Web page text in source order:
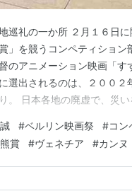
巡礼の一か所 ２月１６日
」を競うコンペティショ
のアニメーション映画「
選出されるのは、２００
。 日本各地の廃虚で、災
新聞より－ ①ベルリン映
画祭での受賞は ２：すず
#ベルリン映画祭 #コン
賞 #ヴェネチア #カンヌ